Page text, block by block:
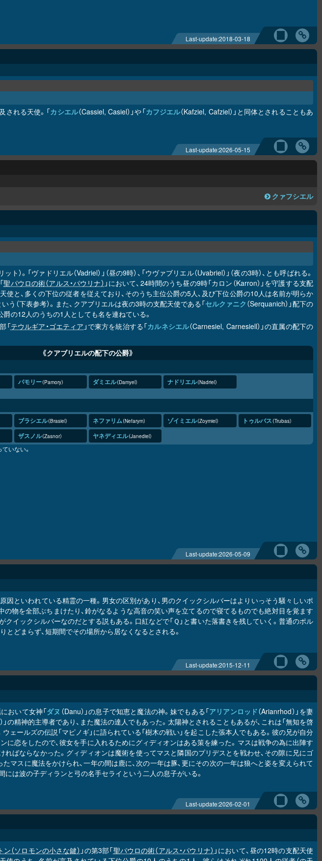
Last-update:2018-03-18
される天使。「カシエル（Cassiel, Casiel）」や「カフジエル（Kafziel, Cafziel）」と同体とされることもあ
Last-update:2026-05-15
クァフシエル
。「ヴァドリエル（Vadriel）」（昼の9時）、「ウヴァブリエル（Uvabriel）」（夜の3時）、とも呼ばれる。
聖パウロの術（アルス・パウリナ） 」において、24時間のうち昼の9時「カロン（Karron）」を守護する支配
天使と、多くの下位の従者を従えており、そのうち主位公爵の5人、及び下位公爵の10人は名前が明らか
（下表参考）。また、クアブリエルは夜の3時の支配天使である「セルクァニク （Serquanich）」配下の
の12人のうちの1人としても名を連ねている。
「テウルギア・ゴエティア 」で東方を統治する「カルネシエル（Carnesiel, Carnesiell）」の直属の配下の
《クアブリエルの配下の公爵》
パモリー Pamory ダミエル Damyel ナドリエル Nadriel
ブラシエル Brasiel ネファリム Nefarym ゾイミエル Zoymiel トゥルバス Trubas
ザスノル Zasnor ヤネディエル Janediel
いない。
Last-update:2026-05-09
原因といわれている精霊の一種。男女の区別があり、男のクイックシルバーはよりいっそう騒々しいポ
の物を全部ぶちまけたり、鈴がなるような高音の笑い声を立てるので寝てるものでも絶対目を覚ます
イックシルバーなのだとする説もある。口紅などで「Ｑ」と書いた落書きを残していく。普通のポル
どまらず、短期間でその場所から居なくなるとされる。
Last-update:2015-12-11
おいて女神「ダヌ （Danu）」の息子で知恵と魔法の神。妹でもある「アリアンロッド（Arianrhod）」を妻
」の精神的主導者であり、また魔法の達人でもあった。太陽神とされることもあるが、これは「無知を啓
ェールズの伝説「マピノギ」に語られている「樹木の戦い」を起こした張本人でもある。彼の兄が自分
に恋をしたので、彼女を手に入れるためにグィディオンはある策を練った。マスは戦争の為に出陣す
ればならなかった。グィディオンは魔術を使ってマスと隣国のプリデスとを戦わせ、その隙に兄にゴ
マスに魔法をかけられ、一年の間は鹿に、次の一年は豚、更にその次の一年は狼へと姿を変えられて
には波の子ディランと弓の名手セライという二人の息子がいる。
Last-update:2026-02-01
ン（ソロモンの小さな鍵） 」の第3部「聖パウロの術（アルス・パウリナ） 」において、昼の12時の支配天使